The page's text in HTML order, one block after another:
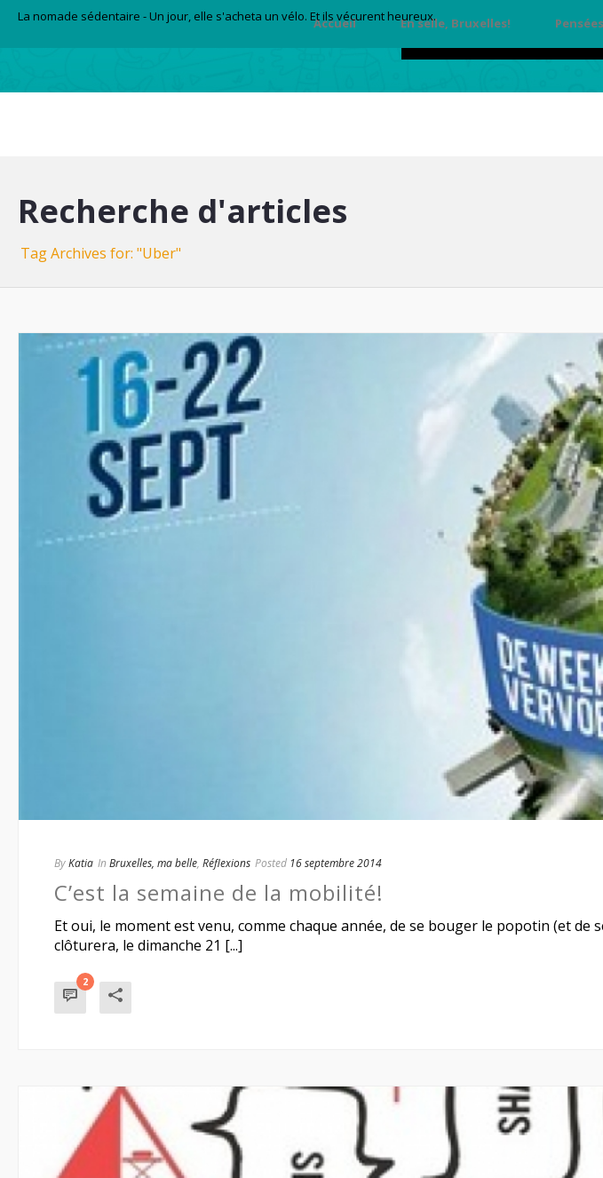
La nomade sédentaire - Un jour, elle s'acheta un vélo. Et ils vécurent heureux.
Accueil En selle, Bruxelles!
Recherche d'articles
Tag Archives for: "Uber"
ByKatia In Bruxelles, ma belle, Réflexions Posted 16 septembre 2014
C’est la semaine de la mobilité!
Et oui, le moment est venu, comme chaque année, de se bouger le popotin (et de
clôturera, le dimanche 21 [...]
2